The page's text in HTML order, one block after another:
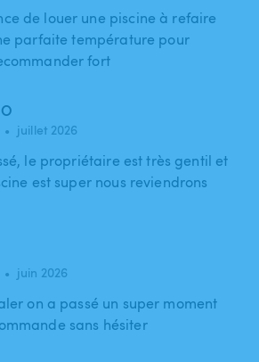
de louer une piscine à refaire
parfaite température pour
fort
• juillet 2026
le propriétaire est très gentil et
est super nous reviendrons
• juin 2026
on a passé un super moment
sans hésiter